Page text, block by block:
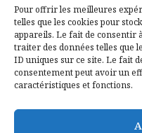
Pour offrir les meilleures
telles que les cookies pour
appareils. Le fait de consentir
traiter des données telles que
ID uniques sur ce site. Le fait
consentement peut avoir un
caractéristiques et fonctions.
Mentions légales
Politique de